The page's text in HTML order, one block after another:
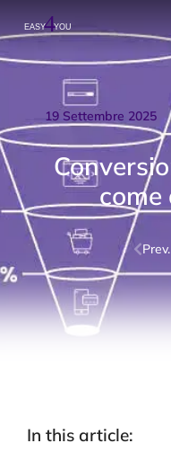
19 Settembre 2025
come
Prev.
In this article: